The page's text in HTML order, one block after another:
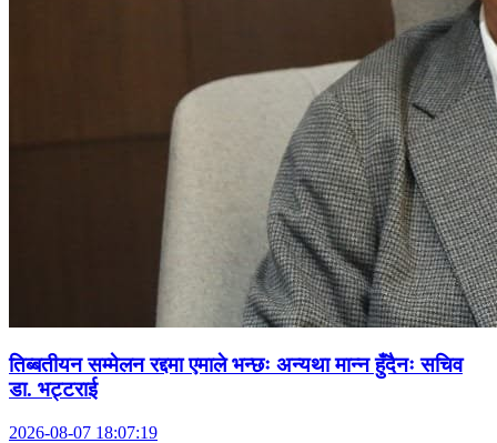
तिब्बतीयन सम्मेलन रद्दमा एमाले भन्छः अन्यथा मान्न हुँदैनः सचिव
डा. भट्टराई
2026-08-07 18:07:19